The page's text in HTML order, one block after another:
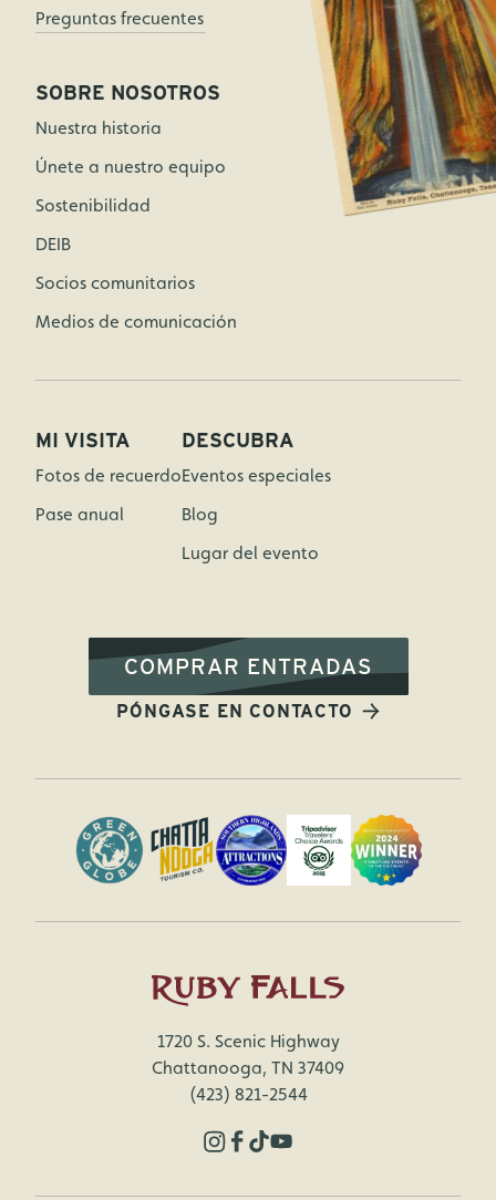
Preguntas frecuentes
SOBRE NOSOTROS
Nuestra historia
Únete a nuestro equipo
Sostenibilidad
DEIB
Socios comunitarios
Medios de comunicación
MI VISITA
Fotos de recuerdo
Pase anual
DESCUBRA
Eventos especiales
Blog
Lugar del evento
COMPRAR ENTRADAS
PÓNGASE EN CONTACTO
1720 S. Scenic Highway
Chattanooga, TN 37409
(423) 821-2544